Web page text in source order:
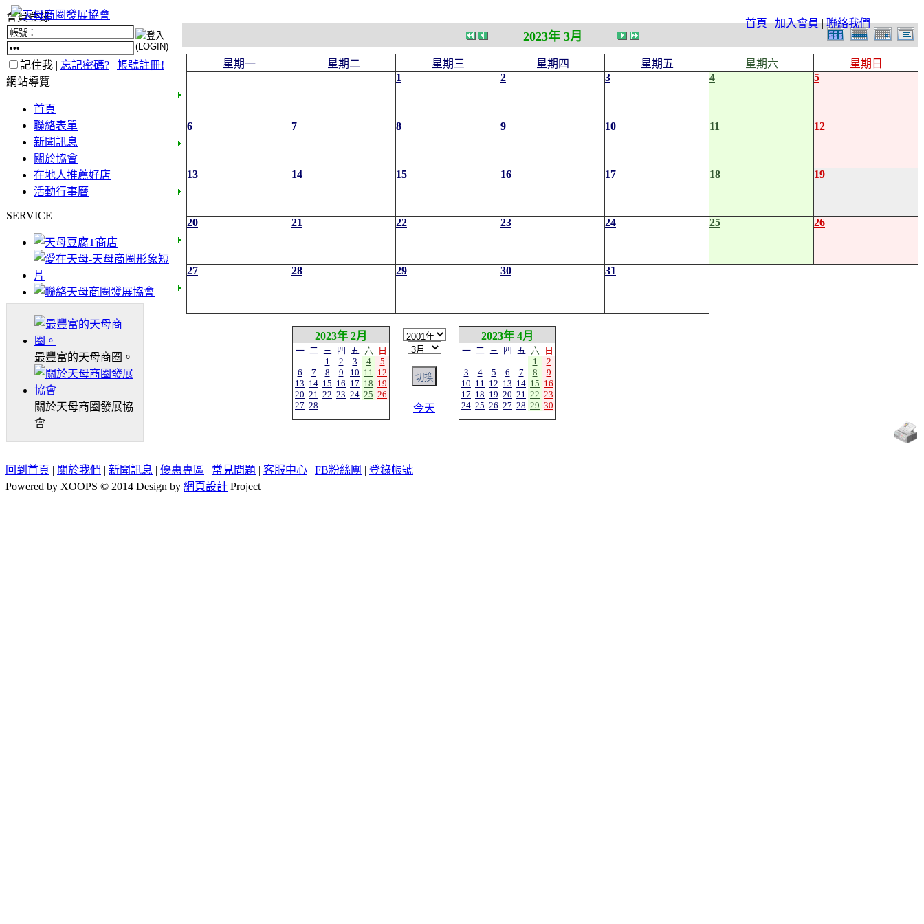
首頁|加入會員|聯絡我們
會員登錄
記住我 | 忘記密碼? | 帳號註冊!
網站導覽
首頁
聯絡表單
新聞訊息
關於協會
在地人推薦好店
活動行事曆
SERVICE
最豐富的天母商圈。
關於天母商圈發展協
會
2023年 3月
星期一 星期二 星期三 星期四 星期五 星期六
星期日
1
2 3 4 5
6 7 8 9 10 11 12
13 14 15 16 17 18 19
20 21 22 23 24 25 26
27 28 29 30 31
2023年 2月
一 二 三 四 五 六
日
1
2 3 4
5
6
7 8 9 10 11 12
13 14 15 16 17 18 19
20 21 22 23 24 25 26
27 28 今天
2023年 4月
一 二 三 四 五 六
日
1
2
3
4 5 6 7 8
9
10 11 12 13 14 15 16
17 18 19 20 21 22 23
24 25 26 27 28 29 30
回到首頁 | 關於我們 | 新聞訊息 | 優惠專區 | 常見問題 | 客服中心 | FB粉絲團 | 登錄帳號
Powered by XOOPS © 2014 Design by 網頁設計 Project